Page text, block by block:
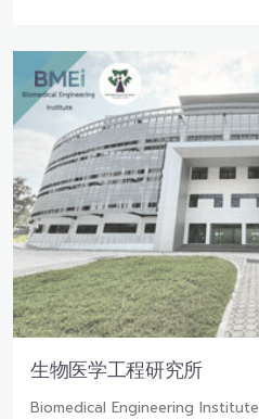
生物医学工程研究所
Biomedical Engineering Institute